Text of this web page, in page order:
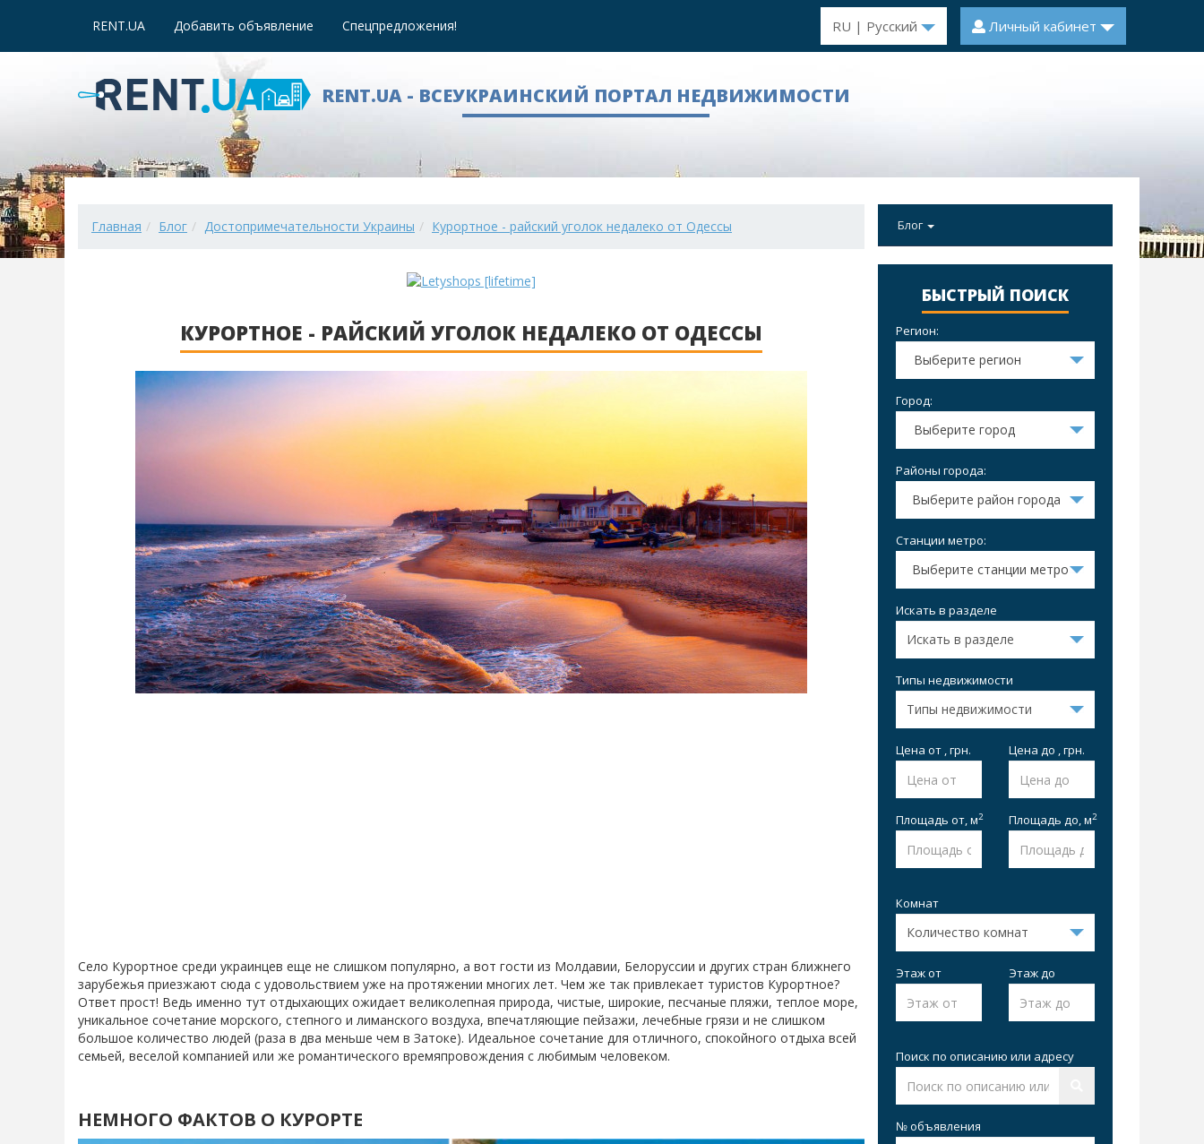
RENT.UA Добавить объявление Спецпредложения! RU | Русский Личный кабинет
RENT.UA - ВСЕУКРАИНСКИЙ ПОРТАЛ НЕДВИЖИМОСТИ
Главная Блог Достопримечательности Украины Курортное - райский уголок недалеко от Одессы
КУРОРТНОЕ - РАЙСКИЙ УГОЛОК НЕДАЛЕКО ОТ ОДЕССЫ
Село Курортное среди украинцев еще не слишком популярно, а вот гости из Молдавии, Белоруссии и других стран ближнего
зарубежья приезжают сюда с удовольствием уже на протяжении многих лет. Чем же так привлекает туристов Курортное?
Ответ прост! Ведь именно тут отдыхающих ожидает великолепная природа, чистые, широкие, песчаные пляжи, теплое море,
уникальное сочетание морского, степного и лиманского воздуха, впечатляющие пейзажи, лечебные грязи и не слишком
большое количество людей (раза в два меньше чем в Затоке). Идеальное сочетание для отличного, спокойного отдыха всей
семьей, веселой компанией или же романтического времяпровождения с любимым человеком.
НЕМНОГО ФАКТОВ О КУРОРТЕ
Блог
БЫСТРЫЙ ПОИСК
Регион:
Выберите регион
Город:
Выберите город
Районы города:
Выберите район города
Станции метро:
Выберите станции метро
Искать в разделе
Типы недвижимости
Цена от , грн. Цена до , грн.
Площадь от,м2 Площадь до,м2
Комнат
Этаж от Этаж до
Поиск по описанию или адресу
№ объявления